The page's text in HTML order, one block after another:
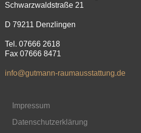
Schwarzwaldstraße 21
D 79211 Denzlingen
Tel. 07666 2618
Fax 07666 8471
info@gutmann-raumausstattung.de
Impressum
Datenschutzerklärung